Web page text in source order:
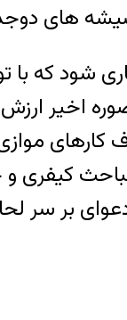
شود که
کارهای
کیفری و